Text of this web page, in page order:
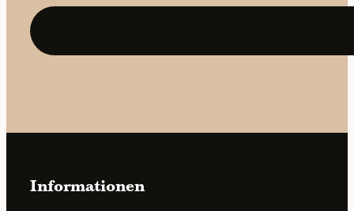
Adresse
(erforderlich)
Informationen